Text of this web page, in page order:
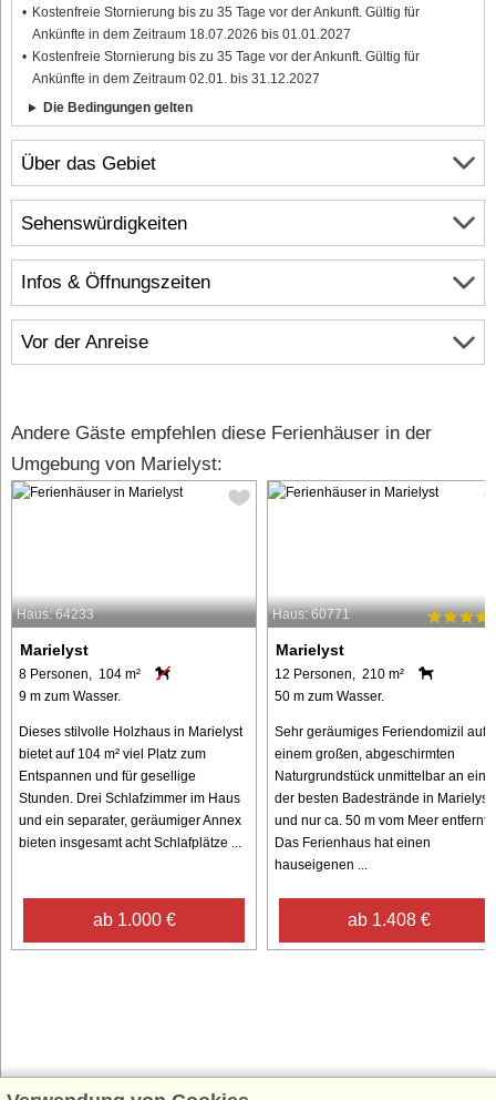
Über das Gebiet
Infos & Öffnungszeiten
Vor der Anreise
Kostenfreie Stornierung bis zu 35 Tage vor der Ankunft. Gültig für
Ankünfte in dem Zeitraum 18.07.2026 bis 01.01.2027
Kostenfreie Stornierung bis zu 35 Tage vor der Ankunft. Gültig für
Ankünfte in dem Zeitraum 02.01. bis 31.12.2027
Die Bedingungen gelten
Sehenswürdigkeiten
Andere Gäste empfehlen diese Ferienhäuser in der
Umgebung von Marielyst:
Haus: 64233
Marielyst
8 Personen, 104 m²
9 m zum Wasser.
Dieses stilvolle Holzhaus in Marielyst
bietet auf 104 m² viel Platz zum
Entspannen und für gesellige
Stunden. Drei Schlafzimmer im Haus
und ein separater, geräumiger Annex
bieten insgesamt acht Schlafplätze ...
ab 1.000 €
Haus: 60771
Marielyst
12 Personen, 210 m²
50 m zum Wasser.
Sehr geräumiges Feriendomizil auf
einem großen, abgeschirmten
Naturgrundstück unmittelbar an
der besten Badestrände in Marielyst
und nur ca. 50 m vom Meer entfernt.
Das Ferienhaus hat einen
hauseigenen ...
ab 1.408 €